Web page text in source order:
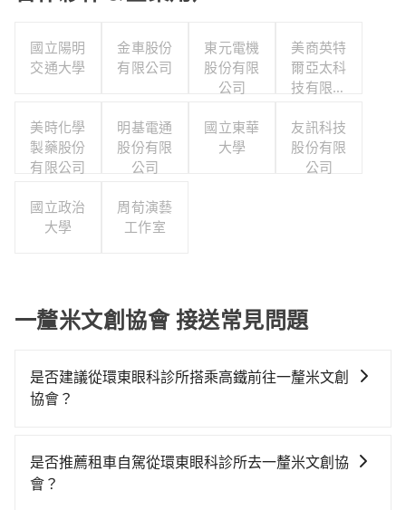
國立陽明
交通大學
金車股份
有限公司
東元電機
股份有限
公司
美商英特
爾亞太科
技有限公
美時化學
製藥股份
有限公司
明基電通
股份有限
公司
國立東華
大學
友訊科技
股份有限
公司
國立政治
大學
周荀演藝
工作室
一釐米文創協會 接送常見問題
是否建議從環東眼科診所搭乘高鐵前往一釐米文創
協會？
擇，高鐵較貴、費時、轉車麻煩！桃園-台北雖然一天最
多時有74班車次，從最早06:49到23:40，過了末班車到
是否推薦租車自駕從環東眼科診所去一釐米文創協
會？